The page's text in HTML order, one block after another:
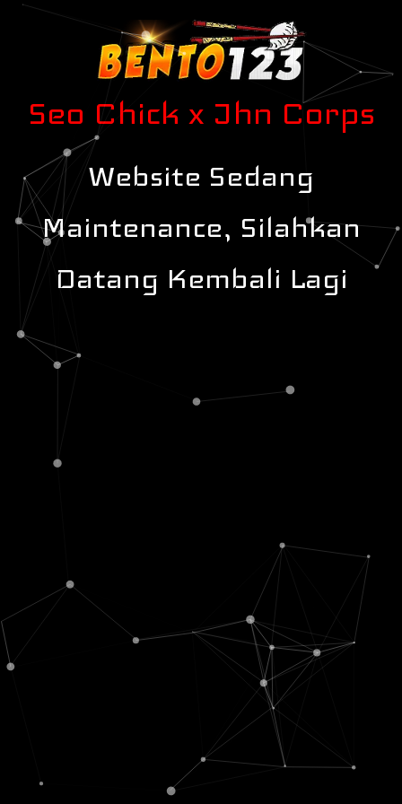
Seo Chick x Jhn Corps
Website Sedang
Maintenance, Silahkan
Datang Kembali Lagi